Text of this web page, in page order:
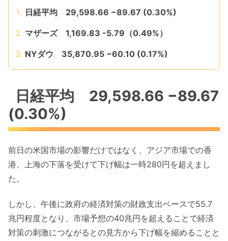
日経平均 29,598.66 −89.67 (0.30%)
マザーズ 1,169.83 -5.79（0.49%）
NYダウ 35,870.95 −60.10 (0.17%)
日経平均 29,598.66 −89.67
(0.30%)
前日の米国市場の影響だけではなく、アジア市場での香
港、上海の下落を受けて下げ幅は一時280円を超えまし
た。
しかし、午後に政府の経済対策の財政支出ベースで55.7
兆円程度となり、市場予想の40兆円を超えることで経済
対策の刺激につながるとの見方から下げ幅を縮めることと